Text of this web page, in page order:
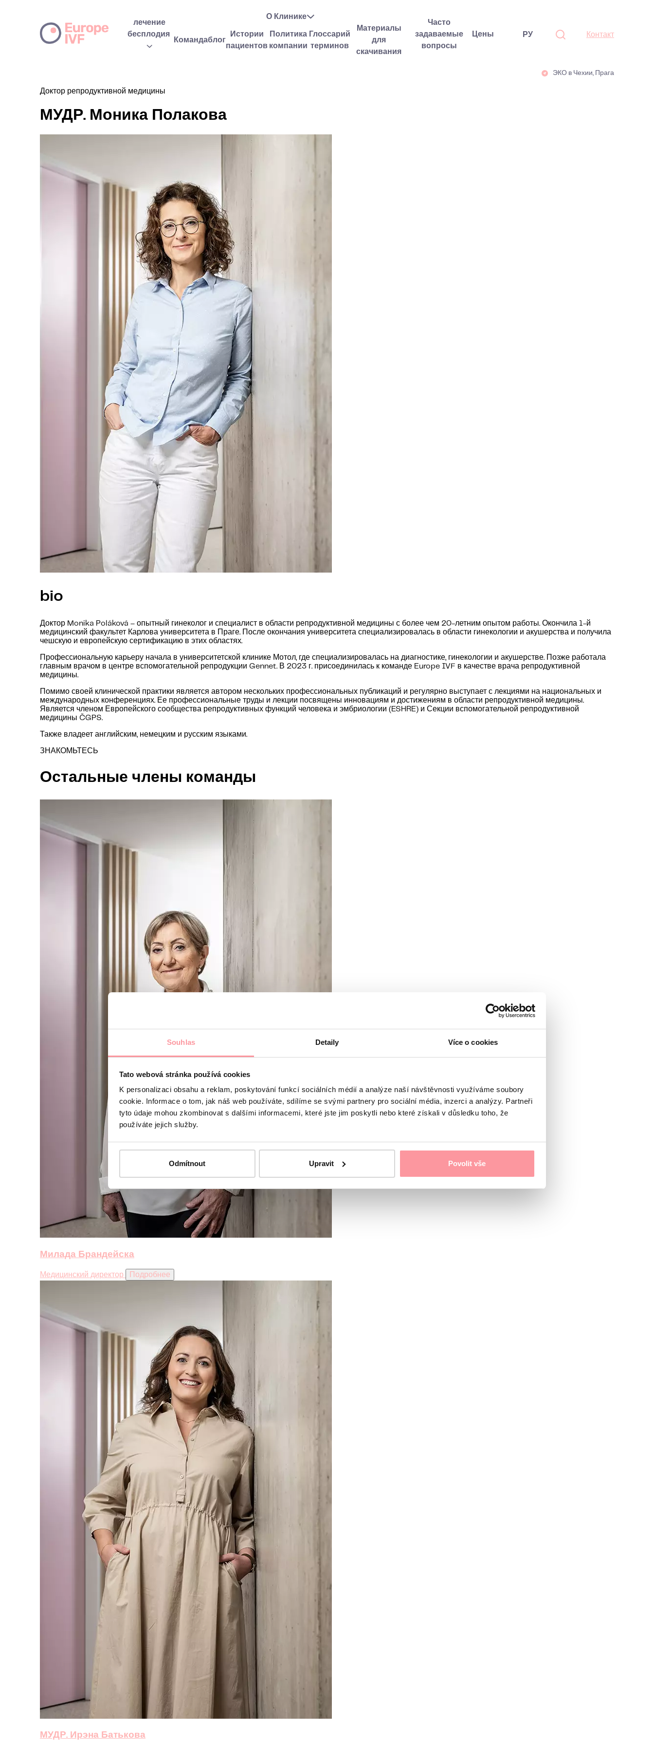
Souhlas Detaily Více o cookies
Tato webová stránka používá cookies
K personalizaci obsahu a reklam, poskytování funkcí sociálních médií a analýze naší návštěvnosti využíváme soubory
cookie. Informace o tom, jak náš web používáte, sdílíme se svými partnery pro sociální média, inzerci a analýzy. Partneři
tyto údaje mohou zkombinovat s dalšími informacemi, které jste jim poskytli nebo které získali v důsledku toho, že
používáte jejich služby.
Odmítnout Upravit Povolit vše
лечение
бесплодия
О Клинике
Командаблог
Истории
пациентов
Политика
компании
Глоссарий
терминов
Материалы
для
скачивания
Часто
задаваемые
вопросы
Цены РУ Контакт
ЭКО в Чехии, Прага
Доктор репродуктивной медицины
МУДР. Моника Полакова
bio
Доктор Monika Poláková – опытный гинеколог и специалист в области репродуктивной медицины с более чем 20-летним опытом работы. Окончила 1-й
медицинский факультет Карлова университета в Праге. После окончания университета специализировалась в области гинекологии и акушерства и получила
чешскую и европейскую сертификацию в этих областях.
Профессиональную карьеру начала в университетской клинике Мотол, где специализировалась на диагностике, гинекологии и акушерстве. Позже работала
главным врачом в центре вспомогательной репродукции Gennet. В 2023 г. присоединилась к команде Europe IVF в качестве врача репродуктивной
медицины.
Помимо своей клинической практики является автором нескольких профессиональных публикаций и регулярно выступает с лекциями на национальных и
международных конференциях. Ее профессиональные труды и лекции посвящены инновациям и достижениям в области репродуктивной медицины.
Является членом Европейского сообщества репродуктивных функций человека и эмбриологии (ESHRE) и Секции вспомогательной репродуктивной
медицины ČGPS.
Также владеет английским, немецким и русским языками.
ЗНАКОМЬТЕСЬ
Остальные члены команды
Милада Брандейска
Медицинский директор Подробнее
МУДР. Ирэна Батькова